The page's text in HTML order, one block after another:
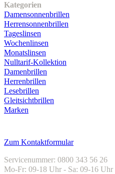
Kategorien
Damensonnenbrillen
Herrensonnenbrillen
Tageslinsen
Wochenlinsen
Monatslinsen
Nulltarif-Kollektion
Damenbrillen
Herrenbrillen
Lesebrillen
Gleitsichtbrillen
Marken
Zum Kontaktformular
Servicenummer: 0800 343 56 26
Mo-Fr: 09-18 Uhr - Sa: 09-16 Uhr